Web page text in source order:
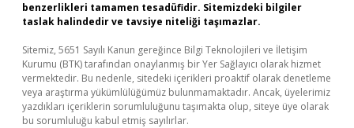
benzerlikleri tamamen tesadüfidir. Sitemizdeki bilgiler
taslak halindedir ve tavsiye niteliği taşımazlar.
Sitemiz, 5651 Sayılı Kanun gereğince Bilgi Teknolojileri ve İletişim
Kurumu (BTK) tarafından onaylanmış bir Yer Sağlayıcı olarak hizmet
vermektedir. Bu nedenle, sitedeki içerikleri proaktif olarak denetleme
veya araştırma yükümlülüğümüz bulunmamaktadır. Ancak, üyelerimiz
yazdıkları içeriklerin sorumluluğunu taşımakta olup, siteye üye olarak
bu sorumluluğu kabul etmiş sayılırlar.